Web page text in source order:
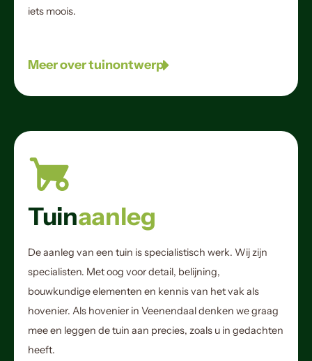
iets moois.
Meer over tuinontwerp
Tuinaanleg
De aanleg van een tuin is specialistisch werk. Wij zijn
specialisten. Met oog voor detail, belijning,
bouwkundige elementen en kennis van het vak als
hovenier. Als hovenier in Veenendaal denken we graag
mee en leggen de tuin aan precies, zoals u in gedachten
heeft.